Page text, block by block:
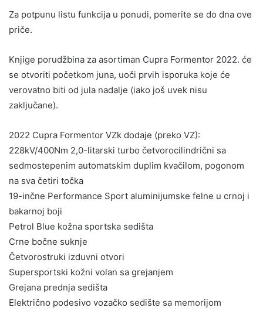
Za potpunu listu funkcija u ponudi, pomerite se do dna ove
priče.
Knjige porudžbina za asortiman Cupra Formentor 2022. će
se otvoriti početkom juna, uoči prvih isporuka koje će
verovatno biti od jula nadalje (iako još uvek nisu
zaključane).
2022 Cupra Formentor VZk dodaje (preko VZ):
228kV/400Nm 2,0-litarski turbo četvorocilindrični sa
sedmostepenim automatskim duplim kvačilom, pogonom
na sva četiri točka
19-inčne Performance Sport aluminijumske felne u crnoj i
bakarnoj boji
Petrol Blue kožna sportska sedišta
Crne bočne suknje
Četvorostruki izduvni otvori
Supersportski kožni volan sa grejanjem
Grejana prednja sedišta
Električno podesivo vozačko sedište sa memorijom